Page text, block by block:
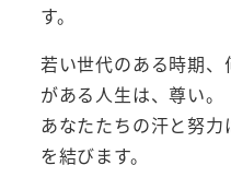
す。
若い世代のある時期
がある人生は、尊い。
あなたたちの汗と努
を結びます。